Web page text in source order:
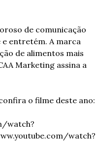
de comunicação
entretém. A marca
de alimentos mais
Marketing assina a
o filme deste ano:
watch?
watch?